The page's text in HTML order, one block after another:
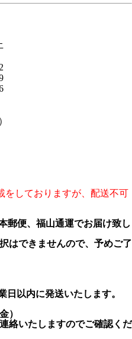
をしておりますが、配送不可
郵便、福山通運でお届け致し
はできませんので、予めご了
日以内に発送いたします。
）
絡いたしますのでご確認くだ